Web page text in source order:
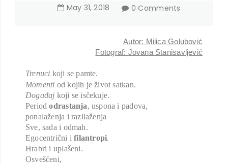
May 31,2018 0 Comments
Autor: Milica Golubović
Fotograf: Jovana Stanisavljević
Trenuci koji se pamte.
Momenti od kojih je život satkan.
Događaj koji se isčekuje.
Periododrastanja, uspona i padova,
ponalaženja i razilaženja
Sve, sada i odmah.
Egocentrični ifilantropi.
Hrabri i uplašeni.
Osvešćeni,